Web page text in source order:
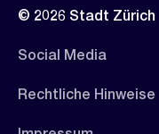
© 2026 Stadt Zürich
Social Media
Rechtliche Hinweise